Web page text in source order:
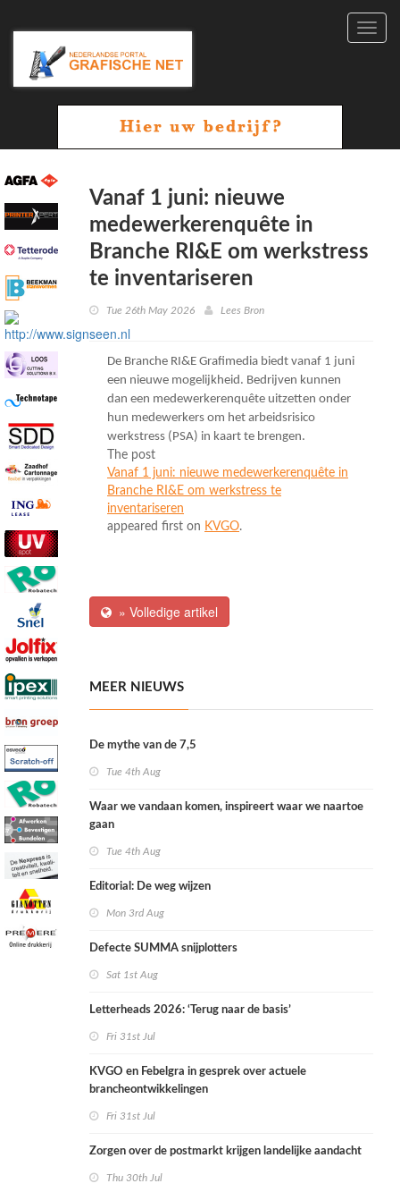
Vanaf 1 juni: nieuwe
medewerkerenquête in
Branche RI&E om werkstress
te inventariseren
Tue 26th May 2026 Lees Bron
De Branche RI&E Grafimedia biedt vanaf 1 juni
een nieuwe mogelijkheid. Bedrijven kunnen
dan een medewerkerenquête uitzetten onder
hun medewerkers om het arbeidsrisico
werkstress (PSA) in kaart te brengen.
The post
Vanaf 1 juni: nieuwe medewerkerenquête in
Branche RI&E om werkstress te
inventariseren
appeared first on KVGO.
» Volledige artikel
MEER NIEUWS
De mythe van de 7,5
Tue 4th Aug
Waar we vandaan komen, inspireert waar we naartoe
gaan
Tue 4th Aug
Editorial: De weg wijzen
Mon 3rd Aug
Defecte SUMMA snijplotters
Sat 1st Aug
Letterheads 2026: ‘Terug naar de basis’
Fri 31st Jul
KVGO en Febelgra in gesprek over actuele
brancheontwikkelingen
Fri 31st Jul
Zorgen over de postmarkt krijgen landelijke aandacht
Thu 30th Jul